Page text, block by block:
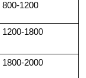
800-1200
1200-1800
1800-2000